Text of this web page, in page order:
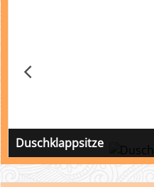
Duschklappsitze
Duschsitz und Klappsitz
Promed, Aquatec oder